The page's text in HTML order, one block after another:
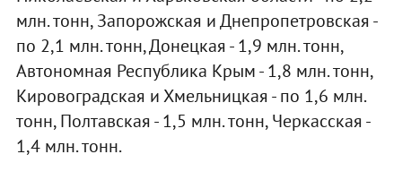
млн. тонн, Запорожская и Днепропетровская -
по 2,1 млн. тонн, Донецкая - 1,9 млн. тонн,
Автономная Республика Крым - 1,8 млн. тонн,
Кировоградская и Хмельницкая - по 1,6 млн.
тонн, Полтавская - 1,5 млн. тонн, Черкасская -
1,4 млн. тонн.